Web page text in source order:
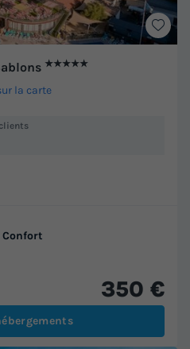
★★★★★
la carte
Confort
350 €